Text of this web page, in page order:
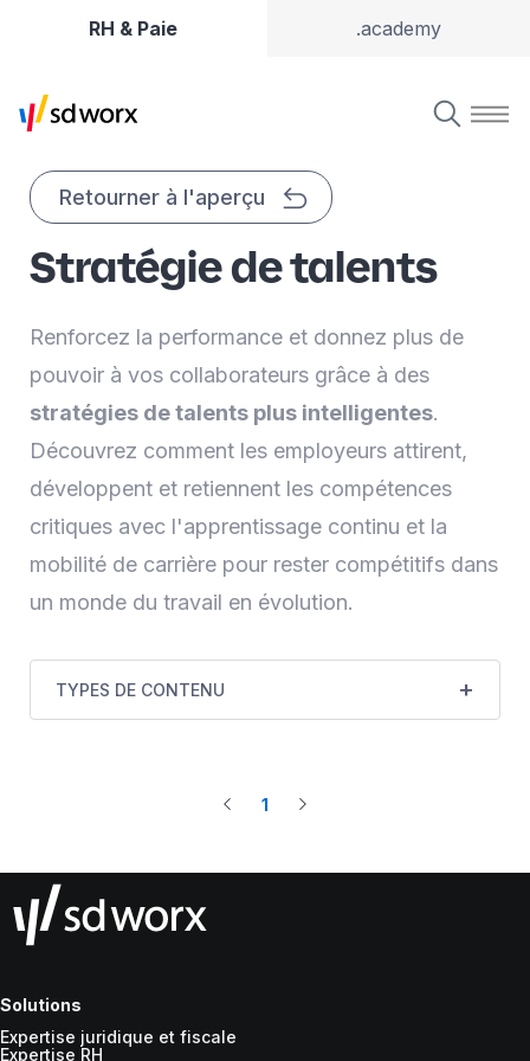
RH & Paie .academy
Retourner à l'aperçu
Stratégie de talents
Renforcez la performance et donnez plus de
pouvoir à vos collaborateurs grâce à des
stratégies de talents plus intelligentes.
Découvrez comment les employeurs attirent,
développent et retiennent les compétences
critiques avec l'apprentissage continu et la
mobilité de carrière pour rester compétitifs dans
un monde du travail en évolution.
TYPES DE CONTENU
1
Solutions
Expertise juridique et fiscale
Expertise RH